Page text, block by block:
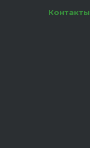
Контакты